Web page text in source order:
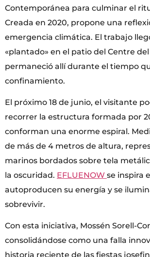
Contemporánea para culminar el
Creada en 2020, propone una
emergencia climática. El trabajo
«plantado» en el patio del Centre
permaneció allí durante el tiempo
confinamiento.
El próximo 18 de junio, el visitante
recorrer la estructura formada por
conforman una enorme espiral.
de más de 4 metros de altura,
marinos bordados sobre tela
la oscuridad. EFLUENOW se inspira
autoproducen su energía y se
sobrevivir.
Con esta iniciativa, Mossén Sorell-
consolidándose como una falla
historia reciente de las fiestas